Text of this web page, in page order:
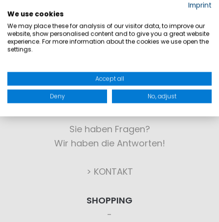
KONTAKT
Sie haben Fragen?
Wir haben die Antworten!
> KONTAKT
SHOPPING
Imprint
We use cookies
We may place these for analysis of our visitor data, to improve our
website, show personalised content and to give you a great website
experience. For more information about the cookies we use open the
settings.
Accept all
Deny No, adjust